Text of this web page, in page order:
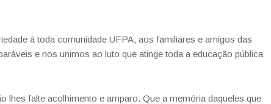
à toda comunidade UFPA, aos familiares e amigos das
e nos unimos ao luto que atinge toda a educação pública
lhes falte acolhimento e amparo. Que a memória daqueles que